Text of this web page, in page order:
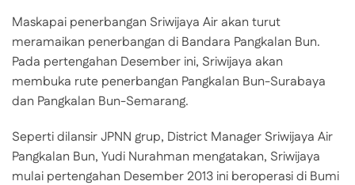
Maskapai penerbangan Sriwijaya Air akan turut
meramaikan penerbangan di Bandara Pangkalan Bun.
Pada pertengahan Desember ini, Sriwijaya akan
membuka rute penerbangan Pangkalan Bun-Surabaya
dan Pangkalan Bun-Semarang.
Seperti dilansir JPNN grup, District Manager Sriwijaya Air
Pangkalan Bun, Yudi Nurahman mengatakan, Sriwijaya
mulai pertengahan Desember 2013 ini beroperasi di Bumi